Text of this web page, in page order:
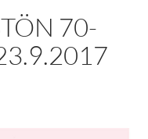
70-